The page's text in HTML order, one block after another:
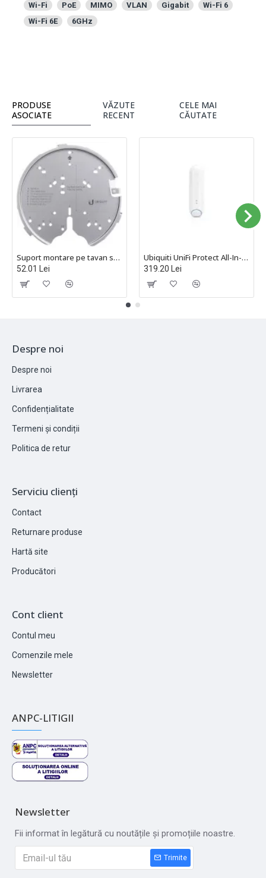
Wi-Fi PoE MIMO VLAN Gigabit
Wi-Fi 6
Wi-Fi 6E
6GHz
PRODUSE
ASOCIATE
VĂZUTE
RECENT
CELE MAI
CĂUTATE
Suport montare pe tavan sau perete, Profesional, pentru Access Point Ubiquiti Networks, compatibil cu U6 Enterprise, U6 Pro, U6 Long-Range, AC Professional, AC HD, AC SHD, AC XG - U-PRO-MP
52.01 Lei
Ubiquiti UniFi Protect All-In-One Sensor Bluetooth, mișcare, magnetic de intrare, temperatură, umiditate, lumină ambientală, sunet de alarmă, apă - UP-SENSE
319.20 Lei
Despre noi
Despre noi
Livrarea
Confidențialitate
Termeni și condiții
Politica de retur
Serviciu clienți
Contact
Returnare produse
Hartă site
Producători
Cont client
Contul meu
Comenzile mele
Newsletter
ANPC-LITIGII
Newsletter
Fii informat în legătură cu noutățile și promoțiile noastre.
Trimite